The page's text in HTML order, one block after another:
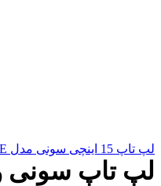
لپ تاپ 15 اینچی سونی مدل VAIO Fit 15E